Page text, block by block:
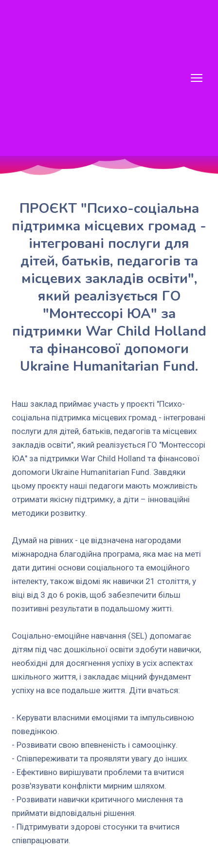
ПРОЄКТ "Психо-соціальна
підтримка місцевих громад -
інтегровані послуги для
дітей, батьків, педагогів та
місцевих закладів освіти",
який реалізується ГО
"Монтессорі ЮА" за
підтримки War Child Holland
та фінансової допомоги
Ukraine Humanitarian Fund.
Наш заклад приймає участь у проєкті "Психо-
соціальна підтримка місцевих громад - інтегровані
послуги для дітей, батьків, педагогів та місцевих
закладів освіти", який реалізується ГО "Монтессорі
ЮА" за підтримки War Child Holland та фінансової
допомоги Ukraine Humanitarian Fund. Завдяки
цьому проєкту наші педагоги мають можливість
отримати якісну підтримку, а діти – інноваційні
методики розвитку.
Думай на рівних - це відзначена нагородами
міжнародна благодійна програма, яка має на меті
дати дитині основи соціального та емоційного
інтелекту, також відомі як навички 21 століття, у
віці від 3 до 6 років, щоб забезпечити більш
позитивні результати в подальшому житті.
Соціально-емоційне навчання (SEL) допомагає
дітям під час дошкільної освіти здобути навички,
необхідні для досягнення успіху в усіх аспектах
шкільного життя, і закладає міцний фундамент
успіху на все подальше життя. Діти вчаться:
- Керувати власними емоціями та імпульсивною
поведінкою.
- Розвивати свою впевненість і самооцінку.
- Співпереживати та проявляти увагу до інших.
- Ефективно вирішувати проблеми та вчитися
розв'язувати конфлікти мирним шляхом.
- Розвивати навички критичного мислення та
приймати відповідальні рішення.
- Підтримувати здорові стосунки та вчитися
співпрацювати.